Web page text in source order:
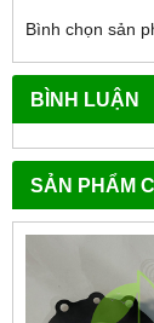
Bình chọn sản
BÌNH LUẬN
SẢN PHẨM